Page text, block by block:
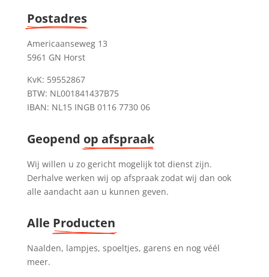
Postadres
Americaanseweg 13
5961 GN Horst
KvK: 59552867
BTW: NL001841437B75
IBAN: NL15 INGB 0116 7730 06
Geopend op afspraak
Wij willen u zo gericht mogelijk tot dienst zijn.
Derhalve werken wij op afspraak zodat wij dan ook
alle aandacht aan u kunnen geven.
Alle Producten
Naalden, lampjes, spoeltjes, garens en nog véél
meer.